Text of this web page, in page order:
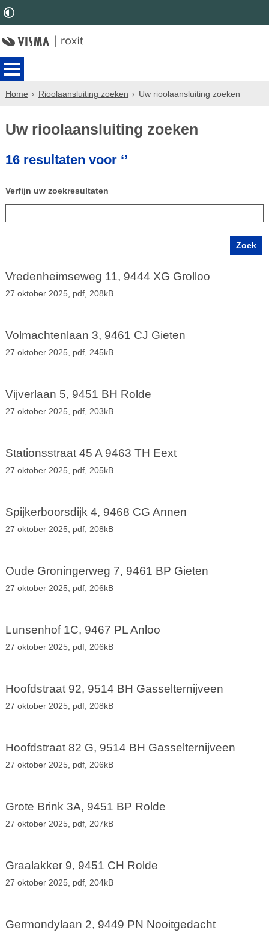
Home Rioolaansluiting zoeken Uw rioolaansluiting zoeken
Uw rioolaansluiting zoeken
16 resultaten voor ‘’
Verfijn uw zoekresultaten
Vredenheimseweg 11, 9444 XG Grolloo
27 oktober 2025, pdf, 208kB
Volmachtenlaan 3, 9461 CJ Gieten
27 oktober 2025, pdf, 245kB
Vijverlaan 5, 9451 BH Rolde
27 oktober 2025, pdf, 203kB
Stationsstraat 45 A 9463 TH Eext
27 oktober 2025, pdf, 205kB
Spijkerboorsdijk 4, 9468 CG Annen
27 oktober 2025, pdf, 208kB
Oude Groningerweg 7, 9461 BP Gieten
27 oktober 2025, pdf, 206kB
Lunsenhof 1C, 9467 PL Anloo
27 oktober 2025, pdf, 206kB
Hoofdstraat 92, 9514 BH Gasselternijveen
27 oktober 2025, pdf, 208kB
Hoofdstraat 82 G, 9514 BH Gasselternijveen
27 oktober 2025, pdf, 206kB
Grote Brink 3A, 9451 BP Rolde
27 oktober 2025, pdf, 207kB
Graalakker 9, 9451 CH Rolde
27 oktober 2025, pdf, 204kB
Germondylaan 2, 9449 PN Nooitgedacht